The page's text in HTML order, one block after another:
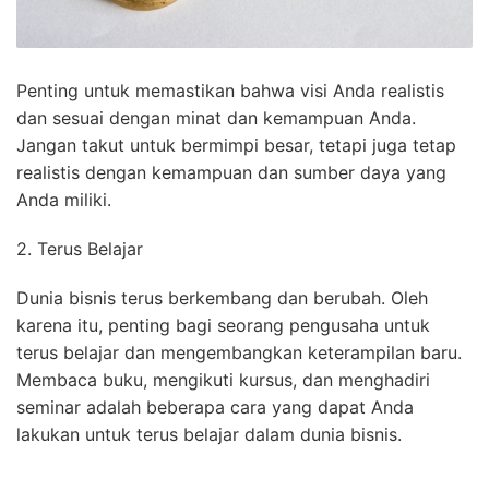
Penting untuk memastikan bahwa visi Anda realistis
dan sesuai dengan minat dan kemampuan Anda.
Jangan takut untuk bermimpi besar, tetapi juga tetap
realistis dengan kemampuan dan sumber daya yang
Anda miliki.
2. Terus Belajar
Dunia bisnis terus berkembang dan berubah. Oleh
karena itu, penting bagi seorang pengusaha untuk
terus belajar dan mengembangkan keterampilan baru.
Membaca buku, mengikuti kursus, dan menghadiri
seminar adalah beberapa cara yang dapat Anda
lakukan untuk terus belajar dalam dunia bisnis.